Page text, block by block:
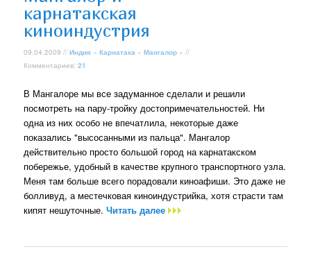
карнатакская
киноиндустрия
09.04.2009 //Индия »Карнатака »Мангалор » //
Комментариев:21
В Мангалоре мы все задуманное сделали и решили
посмотреть на пару-тройку достопримечательностей. Ни
одна из них особо не впечатлила, некоторые даже
показались "высосанными из пальца". Мангалор
действительно просто большой город на карнатакском
побережье, удобный в качестве крупного транспортного узла.
Меня там больше всего порадовали киноафиши. Это даже не
болливуд, а местечковая киноиндустрийка, хотя страсти там
кипят нешуточные.Читать далее